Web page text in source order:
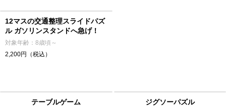
12マスの交通整理スライドパズ
ル ガソリンスタンドへ急げ！
対象年齢：8歳頃～
2,200円（税込）
テーブルゲーム ジグソーパズル